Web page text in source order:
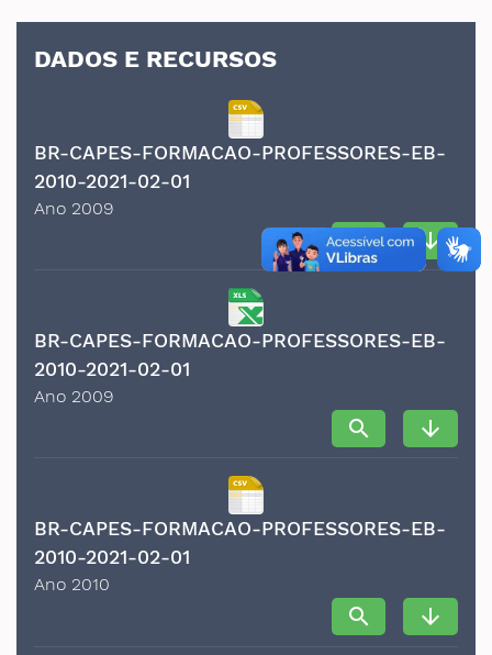
DADOS E RECURSOS
BR-CAPES-FORMACAO-PROFESSORES-EB-
2010-2021-02-01
Ano 2009
search arrow_downward
BR-CAPES-FORMACAO-PROFESSORES-EB-
2010-2021-02-01
Ano 2009
search arrow_downward
BR-CAPES-FORMACAO-PROFESSORES-EB-
2010-2021-02-01
Ano 2010
search arrow_downward